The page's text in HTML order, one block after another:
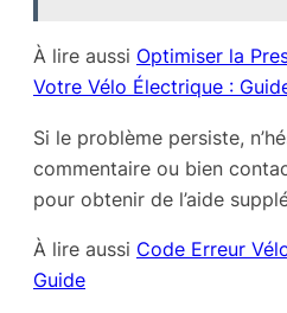
À lire aussi Optimiser la
Votre Vélo Électrique :
Si le problème persiste,
commentaire ou bien
pour obtenir de l’aide
À lire aussi Code Erreur
Guide